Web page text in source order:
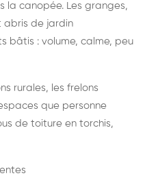
la canopée. Les granges,
abris de jardin
bâtis : volume, calme, peu
rurales, les frelons
que personne
de toiture en torchis,